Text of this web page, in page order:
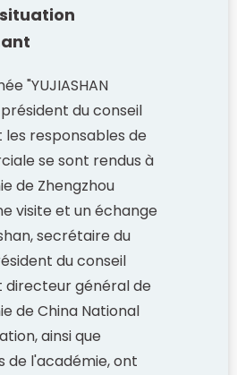
"YUJIASHAN
président du conseil
responsables de
se sont rendus à
de Zhengzhou
visite et un échange
secrétaire du
du conseil
général de
de China National
ainsi que
de l'académie, ont